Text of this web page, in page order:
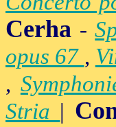
Cerha -
opus 67 ,
,
Stria |